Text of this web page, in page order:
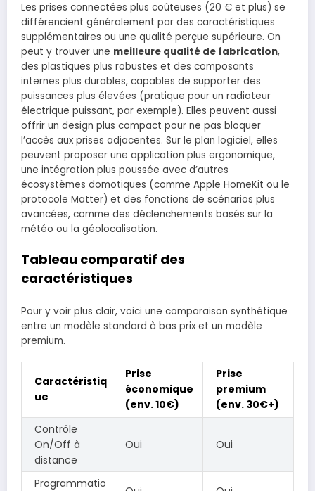
Les prises connectées plus coûteuses (20 € et plus) se
différencient généralement par des caractéristiques
supplémentaires ou une qualité perçue supérieure. On
peut y trouver une meilleure qualité de fabrication,
des plastiques plus robustes et des composants
internes plus durables, capables de supporter des
puissances plus élevées (pratique pour un radiateur
électrique puissant, par exemple). Elles peuvent aussi
offrir un design plus compact pour ne pas bloquer
l’accès aux prises adjacentes. Sur le plan logiciel, elles
peuvent proposer une application plus ergonomique,
une intégration plus poussée avec d’autres
écosystèmes domotiques (comme Apple HomeKit ou le
protocole Matter) et des fonctions de scénarios plus
avancées, comme des déclenchements basés sur la
météo ou la géolocalisation.
Tableau comparatif des
caractéristiques
Pour y voir plus clair, voici une comparaison synthétique
entre un modèle standard à bas prix et un modèle
premium.
Caractéristiq
ue
Prise
économique
(env. 10€)
Prise
premium
(env. 30€+)
Contrôle
On/Off à
distance
Oui Oui
Programmatio